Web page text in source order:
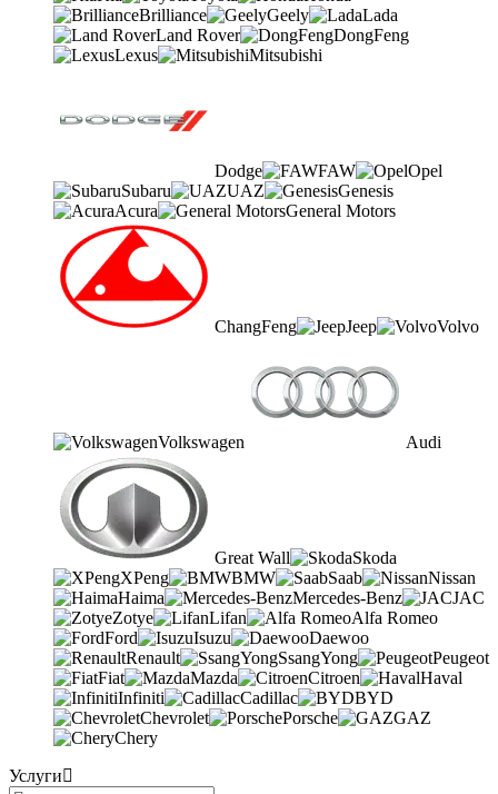
Brilliance
Geely
Lada
Land Rover
DongFeng
Lexus
Mitsubishi
Dodge FAW
Opel
Subaru
UAZ
Genesis
Acura
General Motors
ChangFeng Jeep Volvo
Volkswagen Audi
Great Wall
Skoda
XPeng
BMW Saab
Nissan
Haima
Mercedes-Benz
JAC
Zotye
Lifan
Alfa Romeo
Ford
Isuzu
Daewoo
Renault
SsangYong
Peugeot
Fiat
Mazda Citroen
Haval
Infiniti
Cadillac
BYD
Chevrolet
Porsche
GAZ
Chery
Услуги